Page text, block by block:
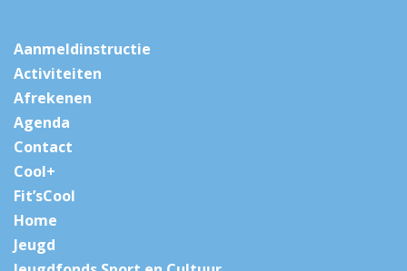
Aanmeldinstructie
Activiteiten
Afrekenen
Agenda
Contact
Cool+
Fit’sCool
Home
Jeugd